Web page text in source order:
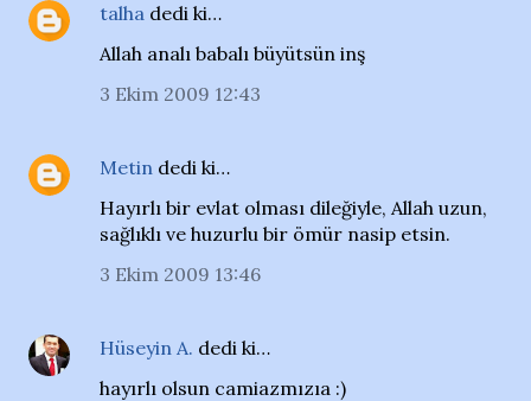
talha dedi ki…
Allah analı babalı büyütsün inş
3 Ekim 2009 12:43
Metin dedi ki…
Hayırlı bir evlat olması dileğiyle, Allah uzun,
sağlıklı ve huzurlu bir ömür nasip etsin.
3 Ekim 2009 13:46
Hüseyin A. dedi ki…
hayırlı olsun camiazmızıa :)